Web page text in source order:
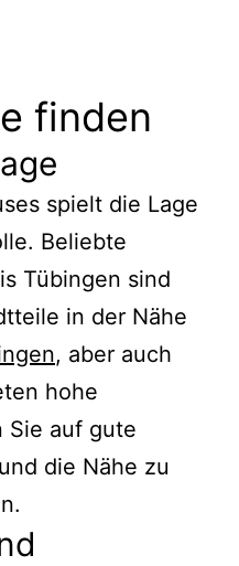
finden
spielt die Lage
Beliebte
Tübingen sind
in der Nähe
, aber auch
hohe
Sie auf gute
die Nähe zu